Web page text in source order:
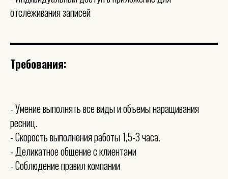
отслеживания записей
Требования:
- Умение выполнять все виды и объемы наращивания
ресниц.
- Скорость выполнения работы 1,5-3 часа.
- Деликатное общение с клиентами
- Соблюдение правил компании